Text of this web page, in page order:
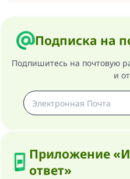
Подписка на
Подпишитесь на почтовую
и
Приложение
ответ»